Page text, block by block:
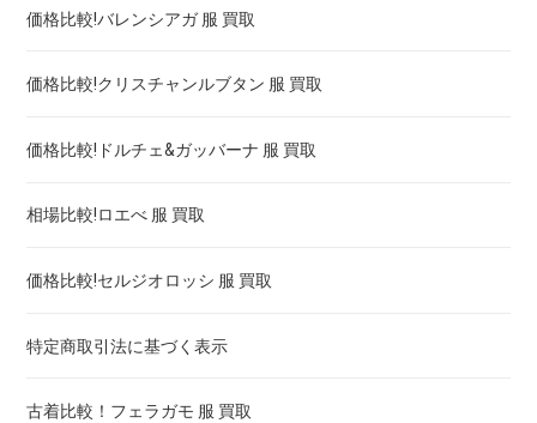
価格比較!バレンシアガ 服 買取
価格比較!クリスチャンルブタン 服 買取
価格比較!ドルチェ&ガッバーナ 服 買取
相場比較!ロエべ 服 買取
価格比較!セルジオロッシ 服 買取
特定商取引法に基づく表示
古着比較！フェラガモ 服 買取